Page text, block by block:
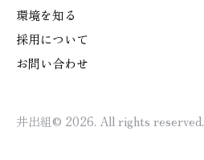
環境を知る
採用について
お問い合わせ
井出組© 2026. All rights reserved.